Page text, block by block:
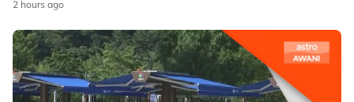
2 hours ago